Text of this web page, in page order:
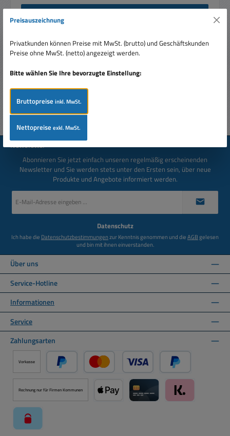
vergo… Mehr
Bewertungen
Newsletter
Abonnieren Sie jetzt einfach unseren regelmäßig erscheinenden
Newsletter und Sie werden stets unter den Ersten sein, über neue
Produkte und Angebote informiert werden.
Mail-
Datenschutz
Ich habe die Datenschutzbestimmungenzur Kenntnis genommen und dieAGBgelesen
und bin mit ihnen einverstanden.
Über uns
Service-Hotline
Informationen
Service
Zahlungsarten
Vorkasse
PayPal Kredit- oder Debitkarte über PayPal
Später Bezahlen
Rechnung nur für Firmen Kommunen
Preisauszeichnung
Privatkunden können Preise mit MwSt. (brutto) und Geschäftskunden
Preise ohne MwSt. (netto) angezeigt werden.
Bitte wählen Sie Ihre bevorzugte Einstellung:
Bruttopreiseinkl. MwSt.
Nettopreiseexkl. MwSt.